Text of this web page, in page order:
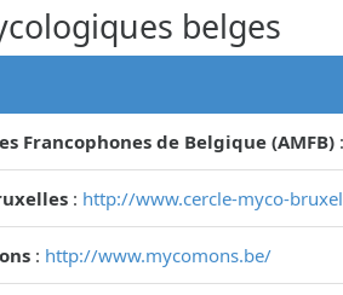
belges
Francophones de Belgique (AMFB) :
: http://www.cercle-myco-
: http://www.mycomons.be/